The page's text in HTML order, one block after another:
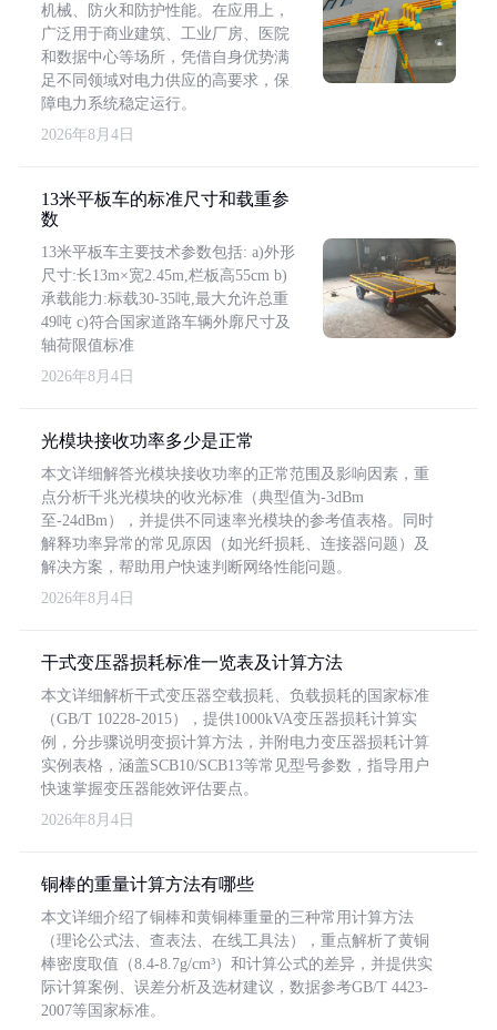
机械、防火和防护性能。在应用上，
广泛用于商业建筑、工业厂房、医院
和数据中心等场所，凭借自身优势满
足不同领域对电力供应的高要求，保
障电力系统稳定运行。
2026年8月4日
13米平板车的标准尺寸和载重参
数
13米平板车主要技术参数包括: a)外形
尺寸:长13m×宽2.45m,栏板高55cm b)
承载能力:标载30-35吨,最大允许总重
49吨 c)符合国家道路车辆外廓尺寸及
轴荷限值标准
2026年8月4日
光模块接收功率多少是正常
本文详细解答光模块接收功率的正常范围及影响因素，重
点分析千兆光模块的收光标准（典型值为-3dBm
至-24dBm），并提供不同速率光模块的参考值表格。同时
解释功率异常的常见原因（如光纤损耗、连接器问题）及
解决方案，帮助用户快速判断网络性能问题。
2026年8月4日
干式变压器损耗标准一览表及计算方法
本文详细解析干式变压器空载损耗、负载损耗的国家标准
（GB/T 10228-2015），提供1000kVA变压器损耗计算实
例，分步骤说明变损计算方法，并附电力变压器损耗计算
实例表格，涵盖SCB10/SCB13等常见型号参数，指导用户
快速掌握变压器能效评估要点。
2026年8月4日
铜棒的重量计算方法有哪些
本文详细介绍了铜棒和黄铜棒重量的三种常用计算方法
（理论公式法、查表法、在线工具法），重点解析了黄铜
棒密度取值（8.4-8.7g/cm³）和计算公式的差异，并提供实
际计算案例、误差分析及选材建议，数据参考GB/T 4423-
2007等国家标准。